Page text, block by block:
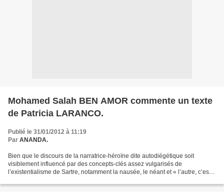
Mohamed Salah BEN AMOR commente un texte
de Patricia LARANCO.
Publié le 31/01/2012 à 11:19
Par ANANDA.
Bien que le discours de la narratrice-héroïne dite autodiégétique soit
visiblement influencé par des concepts-clés assez vulgarisés de
l’existentialisme de Sartre, notamment la nausée, le néant et « l’autre, c’est